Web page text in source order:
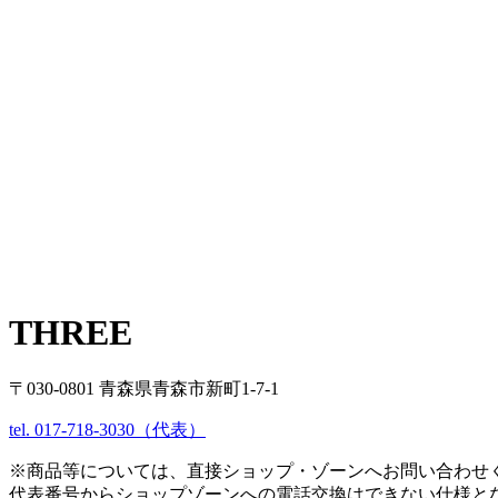
THREE
〒030-0801 青森県青森市新町1-7-1
tel. 017-718-3030（代表）
※商品等については、直接ショップ・ゾーンへお問い合わせ
代表番号からショップゾーンへの電話交換はできない仕様と